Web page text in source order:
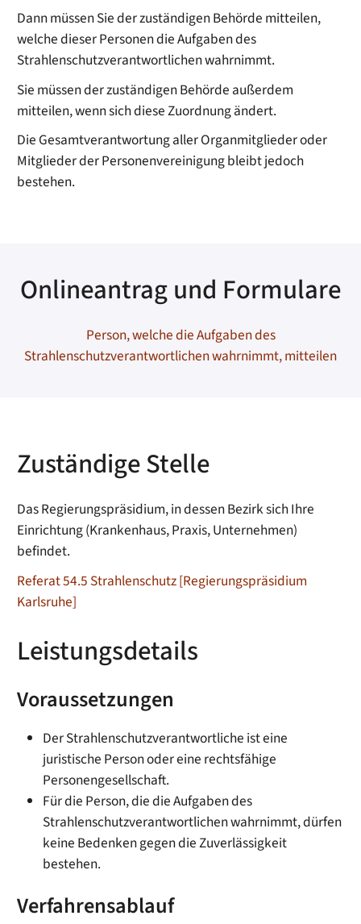
Dann müssen Sie der zuständigen Behörde mitteilen,
welche dieser Personen die Aufgaben des
Strahlenschutzverantwortlichen wahrnimmt.
Sie müssen der zuständigen Behörde außerdem
mitteilen, wenn sich diese Zuordnung ändert.
Die Gesamtverantwortung aller Organmitglieder oder
Mitglieder der Personenvereinigung bleibt jedoch
bestehen.
Onlineantrag und Formulare
Person, welche die Aufgaben des
Strahlenschutzverantwortlichen wahrnimmt, mitteilen
Zuständige Stelle
Das Regierungspräsidium, in dessen Bezirk sich Ihre
Einrichtung (Krankenhaus, Praxis, Unternehmen)
befindet.
Referat 54.5 Strahlenschutz [Regierungspräsidium
Karlsruhe]
Leistungsdetails
Voraussetzungen
Der Strahlenschutzverantwortliche ist eine
juristische Person oder eine rechtsfähige
Personengesellschaft.
Für die Person, die die Aufgaben des
Strahlenschutzverantwortlichen wahrnimmt, dürfen
keine Bedenken gegen die Zuverlässigkeit
bestehen.
Verfahrensablauf